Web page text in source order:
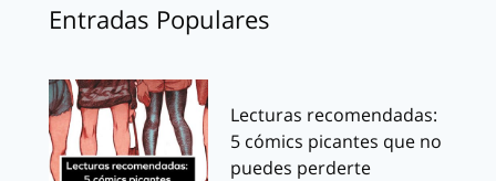
Entradas Populares
Lecturas recomendadas:
5 cómics picantes que no
puedes perderte